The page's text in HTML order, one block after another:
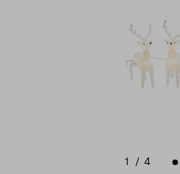
1 / 4